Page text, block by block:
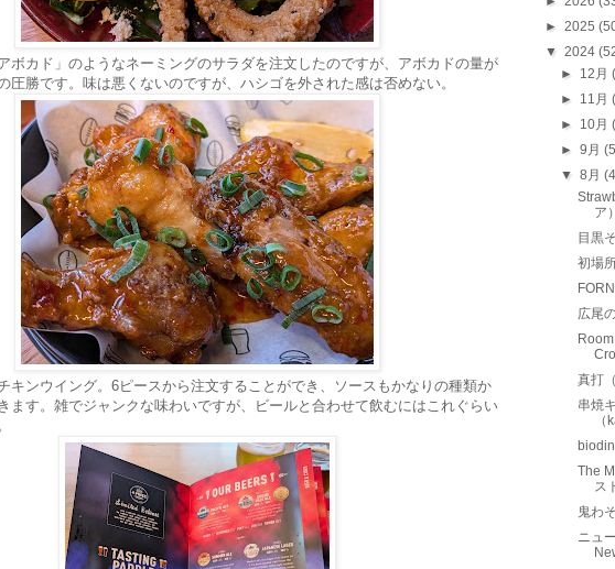
ボカド」のようなネーミングのサラダを注文したのですが、アボカドの量が
圧勝です。味は悪くないのですが、ハシゴを外された感は否めない。
キンウイング。6ピースから注文することができ、ソースもかなりの種類か
ます。雑でジャンクな味わいですが、ビールと合わせて飲むにはこれぐらい
► 2025
▼ 2024
► 12月
► 11月
► 10月
►9月
▼8月
ア
目黒
初場
広尾
真打
串焼
The
ス
鬼わ
ニュ